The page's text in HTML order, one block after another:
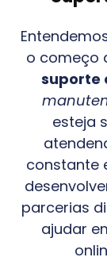
o começo
suporte
esteja
constante
parcerias
ajudar